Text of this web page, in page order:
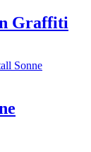
Graffiti